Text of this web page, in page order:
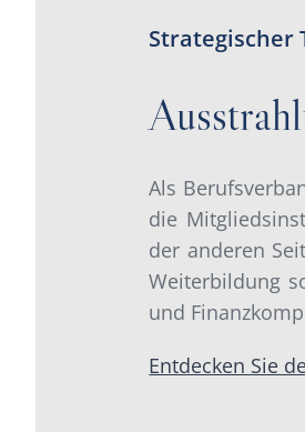
Strategischer
Als
die
der anderen
Weiterbildung
und
Entdecken Sie